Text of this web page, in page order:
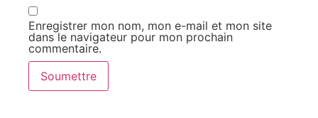
Enregistrer mon nom, mon e-mail et mon site
dans le navigateur pour mon prochain
commentaire.